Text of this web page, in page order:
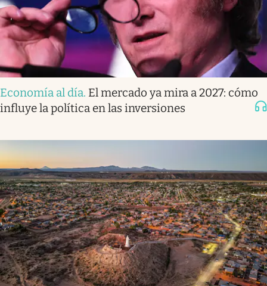
Economía al día. El mercado ya mira a 2027: cómo
influye la política en las inversiones